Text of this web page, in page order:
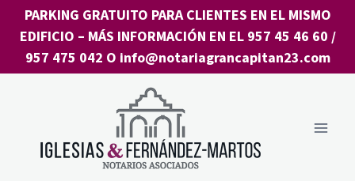
Saltar
contenido
PARKING GRATUITO PARA CLIENTES EN EL MISMO
EDIFICIO – MÁS INFORMACIÓN EN EL 957 45 46 60 /
957 475 042 O info@notariagrancapitan23.com